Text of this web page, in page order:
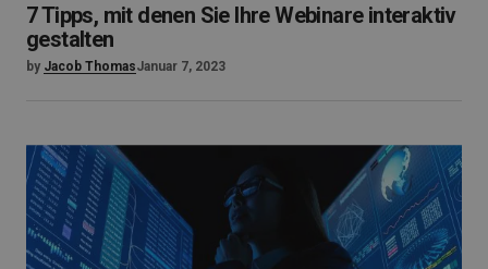
7 Tipps, mit denen Sie Ihre Webinare interaktiv
gestalten
by Jacob ThomasJanuar 7, 2023